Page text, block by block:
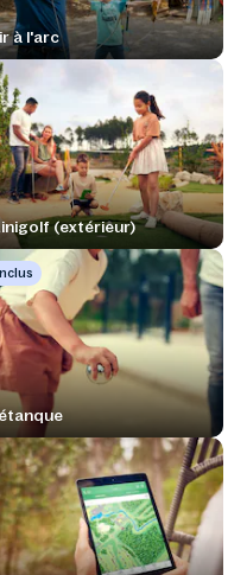
à l'arc
(extérieur)
Inclus